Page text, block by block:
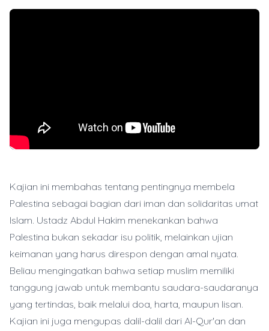
Kajian ini membahas tentang pentingnya membela
Palestina sebagai bagian dari iman dan solidaritas umat
Islam. Ustadz Abdul Hakim menekankan bahwa
Palestina bukan sekadar isu politik, melainkan ujian
keimanan yang harus direspon dengan amal nyata.
Beliau mengingatkan bahwa setiap muslim memiliki
tanggung jawab untuk membantu saudara-saudaranya
yang tertindas, baik melalui doa, harta, maupun lisan.
Kajian ini juga mengupas dalil-dalil dari Al-Qur'an dan